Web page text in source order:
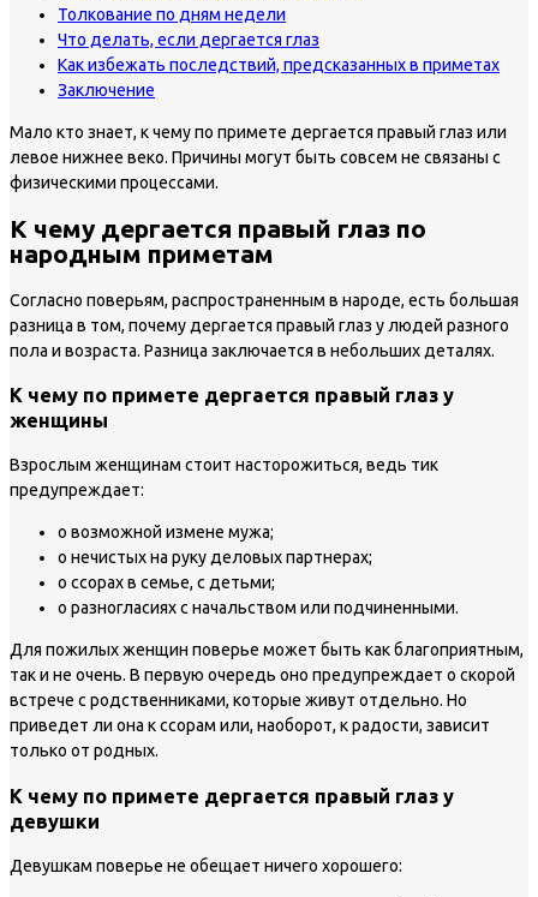
Толкование по дням недели
Что делать, если дергается глаз
Как избежать последствий, предсказанных в приметах
Заключение
Мало кто знает, к чему по примете дергается правый глаз или
левое нижнее веко. Причины могут быть совсем не связаны с
физическими процессами.
К чему дергается правый глаз по
народным приметам
Согласно поверьям, распространенным в народе, есть большая
разница в том, почему дергается правый глаз у людей разного
пола и возраста. Разница заключается в небольших деталях.
К чему по примете дергается правый глаз у
женщины
Взрослым женщинам стоит насторожиться, ведь тик
предупреждает:
о возможной измене мужа;
о нечистых на руку деловых партнерах;
о ссорах в семье, с детьми;
о разногласиях с начальством или подчиненными.
Для пожилых женщин поверье может быть как благоприятным,
так и не очень. В первую очередь оно предупреждает о скорой
встрече с родственниками, которые живут отдельно. Но
приведет ли она к ссорам или, наоборот, к радости, зависит
только от родных.
К чему по примете дергается правый глаз у
девушки
Девушкам поверье не обещает ничего хорошего: